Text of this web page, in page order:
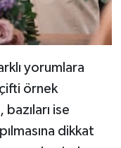
yorumlara
çifti örnek
ise
dikkat